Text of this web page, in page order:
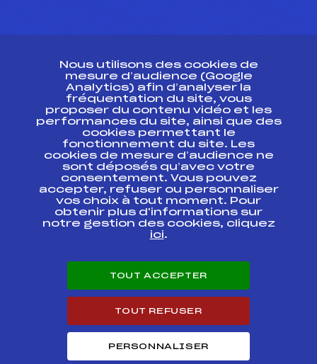
Ressources
Pass’Neige
Projet sportif fédéral
Projet de performance fédéral
Antidopage
Pôle Développement, Formation, Suivi
Scientifique
Listes ministérielles
Pôle vie de l’athlète
Enseignement professionnel
Carrières
Nous utilisons des cookies de
mesure d’audience (Google
Analytics) afin d’analyser la
fréquentation du site, vous
proposer du contenu vidéo et les
performances du site, ainsi que des
cookies permettant le
fonctionnement du site. Les
cookies de mesure d’audience ne
sont déposés qu’avec votre
consentement. Vous pouvez
accepter, refuser ou personnaliser
vos choix à tout moment. Pour
obtenir plus d'informations sur
notre gestion des cookies, cliquez
ici.
TOUT ACCEPTER
TOUT REFUSER
PERSONNALISER